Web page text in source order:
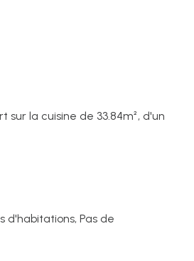
sur la cuisine de 33.84m², d'un
d'habitations, Pas de